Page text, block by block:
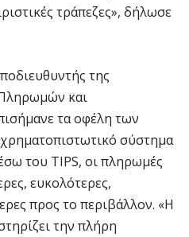
τράπεζες», δήλωσε
της
και
τα οφέλη των
σύστημα
του TIPS, οι πληρωμές
ευκολότερες,
προς το περιβάλλον. «Η
την πλήρη